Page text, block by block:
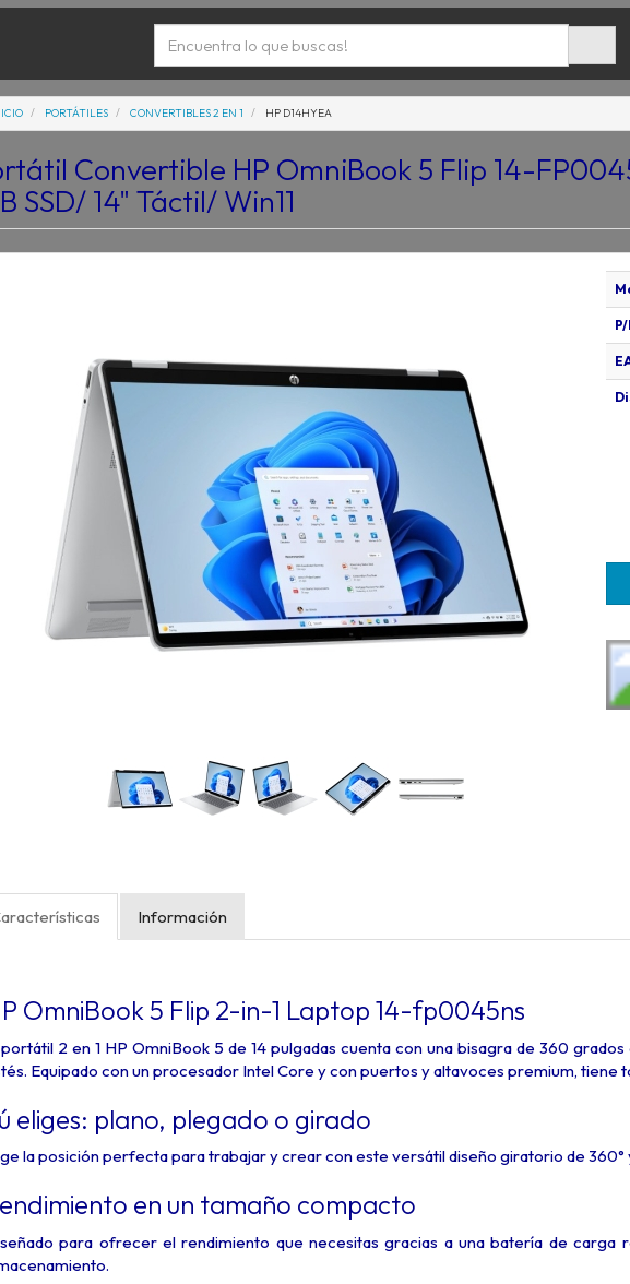
PORTÁTILES CONVERTIBLES 2 EN 1 HP D14HYEA
Convertible HP OmniBook 5 Flip 14-
SSD/ 14" Táctil/ Win11
Información
OmniBook 5 Flip 2-in-1 Laptop 14-fp0045ns
portátil 2 en 1 HP OmniBook 5 de 14 pulgadas cuenta con una bisagra de 360
Equipado con un procesador Intel Core y con puertos y altavoces premium,
eliges: plano, plegado o girado
la posición perfecta para trabajar y crear con este versátil diseño giratorio de 360°
en un tamaño compacto
para ofrecer el rendimiento que necesitas gracias a una batería de